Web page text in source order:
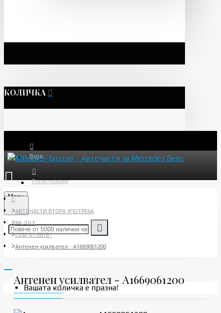
КОЛИЧКА
Вход
Регистрация
Menu
Вашата количка е празна!
АВТОЧАСТИ ВТОРА УПОТРЕБА
ML/GLE
C292 01/2018 -
Антенен усилвател - A1669061200
Антенен усилвател - A1669061200